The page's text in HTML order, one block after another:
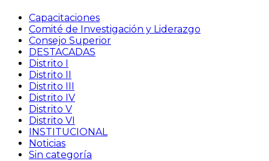
Capacitaciones
Comité de Investigación y Liderazgo
Consejo Superior
DESTACADAS
Distrito I
Distrito II
Distrito III
Distrito IV
Distrito V
Distrito VI
INSTITUCIONAL
Noticias
Sin categoría